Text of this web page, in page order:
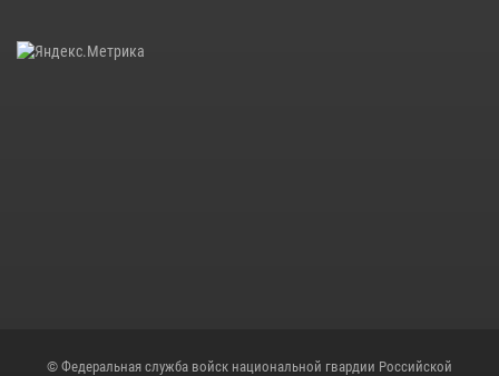
© Федеральная служба войск национальной гвардии Российской